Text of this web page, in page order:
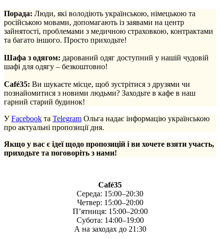
Порада: Люди, які володіють українською, німецькою та
російською мовами, допомагають із заявами на центр
зайнятості, проблемами з медичною страховкою, контрактами
та багато іншого. Просто приходьте!
Шафа з одягом: дарований одяг доступний у нашій чудовій
шафі для одягу – безкоштовно!
Café35: Ви шукаєте місце, щоб зустрітися з друзями чи
познайомитися з новими людьми? Заходьте в кафе в наш
гарний старий будинок!
УFacebook та Telegram Ольга надає інформацію українською
про актуальні пропозиції дня.
Якщо у вас є ідеї щодо пропозицій і ви хочете взяти участь,
приходьте та поговоріть з нами!
Café35
Середа: 15:00–20:30
Четвер: 15:00–20:00
П’ятниця: 15:00–20:00
Субота: 14:00–19:00
А на заходах до 21:30